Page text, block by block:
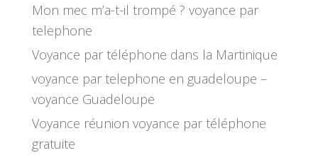
Mon mec m’a-t-il trompé ? voyance par
telephone
Voyance par téléphone dans la Martinique
voyance par telephone en guadeloupe –
voyance Guadeloupe
Voyance réunion voyance par téléphone
gratuite